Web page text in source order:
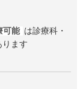
可能 は診療科・
ります